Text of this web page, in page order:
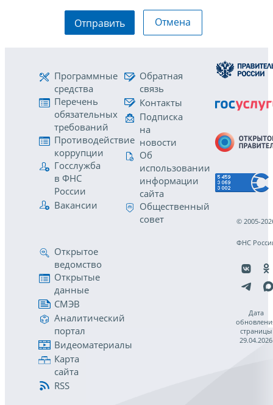
Отправить Отмена
Программные
средства
Перечень
обязательных
требований
Противодействие
коррупции
Госслужба
в ФНС
России
Вакансии
Обратная
связь
Контакты
Подписка
на
новости
Об
использовании
информации
сайта
Общественный
совет
Открытое
ведомство
Открытые
данные
СМЭВ
Аналитический
портал
Видеоматериалы
Карта
сайта
RSS
© 2005-
ФНС
Дата
страницы
29.04.2026